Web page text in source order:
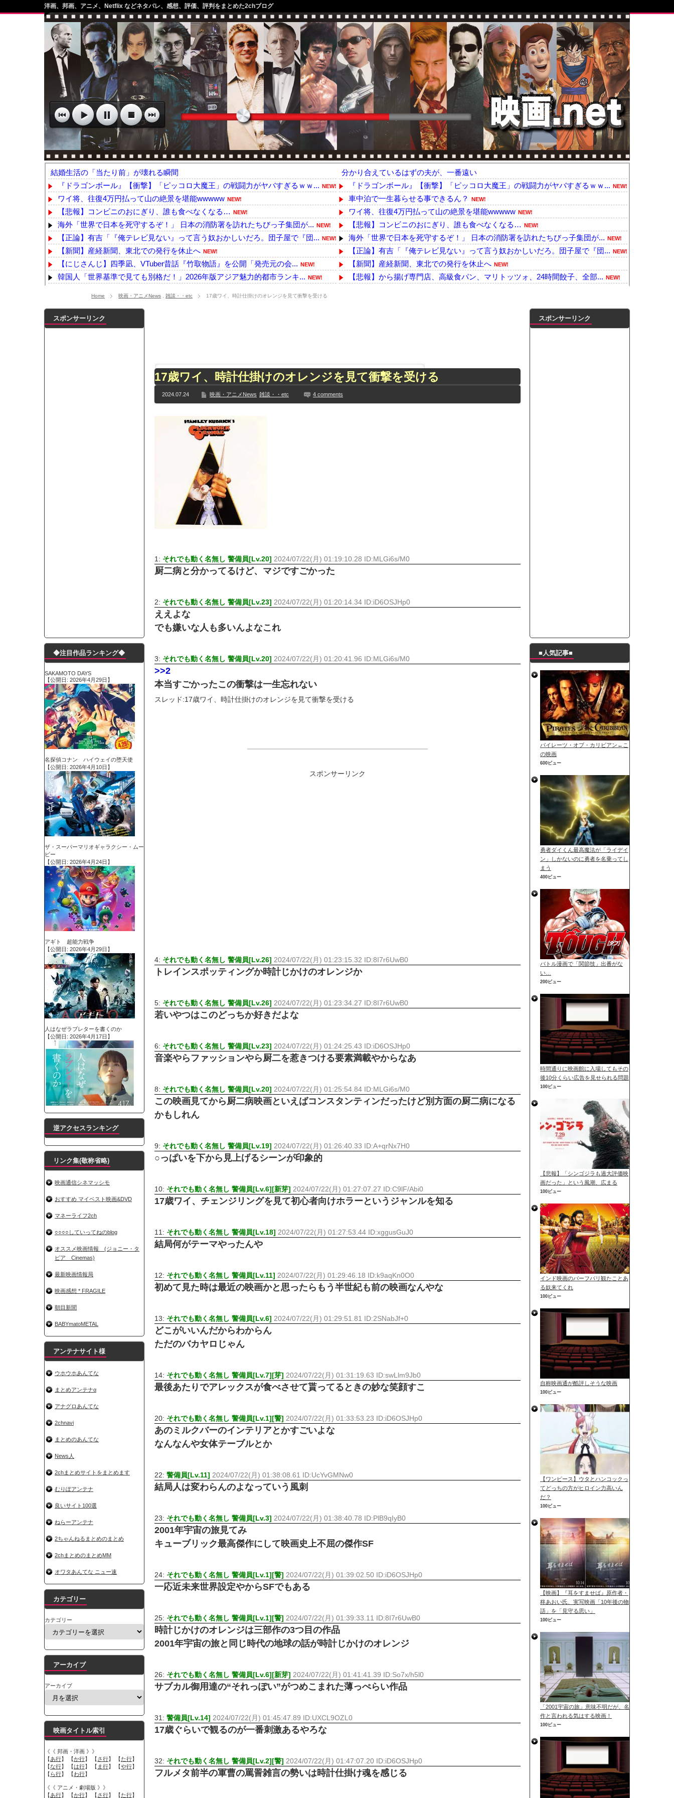
洋画、邦画、アニメ、Netflix などネタバレ、感想、評価、評判をまとめた2chブログ
結婚生活の「当たり前」が壊れる瞬間
『ドラゴンボール』【衝撃】「ピッコロ大魔王」の戦闘力がヤバすぎるｗｗ... NEW!
ワイ将、往復4万円払って山の絶景を堪能wwwww NEW!
【悲報】コンビニのおにぎり、誰も食べなくなる… NEW!
海外「世界で日本を死守するぞ！」 日本の消防署を訪れたちびっ子集団が... NEW!
【正論】有吉「『俺テレビ見ない』って言う奴おかしいだろ。団子屋で『団... NEW!
【新聞】産経新聞、東北での発行を休止へ NEW!
【にじさんじ】四季凪、VTuber昔話『竹取物語』を公開「発売元の会... NEW!
韓国人「世界基準で見ても別格だ！」2026年版アジア魅力的都市ランキ... NEW!
【速報】暴走イラン、中国攻撃！！！
【朗報】むちむち女子バレー選手さん、脱いでしまう????（画像あり）
【TWICE】サナが佐藤健とダブル主演の映画で演技に初挑戦‼
【乃木坂】TIFで披露したストライキダンスが大バズリ‼
【速報】石破首相 大敗の責任「両院議員総会での意見や総括を踏まえ、適...
『鬼滅の刃 無限城編』3部作で興収2000億円も視野に!?超巨大マネ...
メイドの格好してるちょちょたんの破壊力が半端ない【梅咲遥】
ランJ民ワイ、新しいランニングシューズを手に入れる
モーニングショー「視聴率5.2％！」テレビ朝日「ひたすら自民批判！」...
出自が社長にバレて「愛人になれ」と脅された。辞めたら1週間もしないう...
【唖然】渋谷のホームレス対策、とんでもない領域へｗｗｗｗｗｗ
子供部屋おじさんなんですがコード類の配線ぐちゃぐちゃさせない方法教え...
ポルシェが満を持して送り出す初EV 「タイカン」はテスラのライバルに...
【朗報】阪神のドラフト、ガチで大当たりだったｗｗｗｗｗｗｗｗｗｗｗｗ...
分かり合えているはずの夫が、一番遠い
『ドラゴンボール』【衝撃】「ピッコロ大魔王」の戦闘力がヤバすぎるｗｗ... NEW!
車中泊で一生暮らせる事できるん？ NEW!
ワイ将、往復4万円払って山の絶景を堪能wwwww NEW!
【悲報】コンビニのおにぎり、誰も食べなくなる… NEW!
海外「世界で日本を死守するぞ！」 日本の消防署を訪れたちびっ子集団が... NEW!
【正論】有吉「『俺テレビ見ない』って言う奴おかしいだろ。団子屋で『団... NEW!
【新聞】産経新聞、東北での発行を休止へ NEW!
【悲報】から揚げ専門店、高級食パン、マリトッツォ、24時間餃子、全部... NEW!
韓国人「世界基準で見ても別格だ！」2026年版アジア魅力的都市ランキ...
【画像】ファミマの「盛りすぎチャレンジ」、全商品買うて来たで NEW!
嫁の銀行口座が突如凍結されて三菱UFJ銀行に問い合わせ、「説明できな...
任天堂が「gamescom 2026」のラインナップを発表！
本田翼が好きなB'zの曲ランキングが酷すぎるｗｗｗｗｗ
Home 映画・アニメNews 雑談・・etc 17歳ワイ、時計仕掛けのオレンジを見て衝撃を受ける
17歳ワイ、時計仕掛けのオレンジを見て衝撃を受ける
2024.07.24 映画・アニメNews 雑談・・etc 4 comments
1: それでも動く名無し 警備員[Lv.20] 2024/07/22(月) 01:19:10.28 ID:MLGi6s/M0
厨二病と分かってるけど、マジですごかった
2: それでも動く名無し 警備員[Lv.23] 2024/07/22(月) 01:20:14.34 ID:iD6OSJHp0
ええよな
でも嫌いな人も多いんよなこれ
3: それでも動く名無し 警備員[Lv.20] 2024/07/22(月) 01:20:41.96 ID:MLGi6s/M0
>>2
本当すごかったこの衝撃は一生忘れない
スレッド:17歳ワイ、時計仕掛けのオレンジを見て衝撃を受ける
スポンサーリンク
4: それでも動く名無し 警備員[Lv.26] 2024/07/22(月) 01:23:15.32 ID:8I7r6UwB0
トレインスポッティングか時計じかけのオレンジか
5: それでも動く名無し 警備員[Lv.26] 2024/07/22(月) 01:23:34.27 ID:8I7r6UwB0
若いやつはこのどっちか好きだよな
6: それでも動く名無し 警備員[Lv.23] 2024/07/22(月) 01:24:25.43 ID:iD6OSJHp0
音楽やらファッションやら厨二を惹きつける要素満載やからなあ
8: それでも動く名無し 警備員[Lv.20] 2024/07/22(月) 01:25:54.84 ID:MLGi6s/M0
この映画見てから厨二病映画といえばコンスタンティンだったけど別方面の厨二病になる
かもしれん
9: それでも動く名無し 警備員[Lv.19] 2024/07/22(月) 01:26:40.33 ID:A+qrNx7H0
○っぱいを下から見上げるシーンが印象的
10: それでも動く名無し 警備員[Lv.6][新芽] 2024/07/22(月) 01:27:07.27 ID:C9lF/Abi0
17歳ワイ、チェンジリングを見て初心者向けホラーというジャンルを知る
11: それでも動く名無し 警備員[Lv.18] 2024/07/22(月) 01:27:53.44 ID:xggusGuJ0
結局何がテーマやったんや
12: それでも動く名無し 警備員[Lv.11] 2024/07/22(月) 01:29:46.18 ID:k9aqKn0O0
初めて見た時は最近の映画かと思ったらもう半世紀も前の映画なんやな
13: それでも動く名無し 警備員[Lv.6] 2024/07/22(月) 01:29:51.81 ID:2SNabJf+0
どこがいいんだからわからん
ただのバカヤロじゃん
14: それでも動く名無し 警備員[Lv.7][芽] 2024/07/22(月) 01:31:19.63 ID:swLlm9Jb0
最後あたりでアレックスが食べさせて貰ってるときの妙な笑顔すこ
20: それでも動く名無し 警備員[Lv.1][警] 2024/07/22(月) 01:33:53.23 ID:iD6OSJHp0
あのミルクバーのインテリアとかすごいよな
なんなんや女体テーブルとか
22: 警備員[Lv.11] 2024/07/22(月) 01:38:08.61 ID:UcYvGMNw0
結局人は変わらんのよなっていう風刺
23: それでも動く名無し 警備員[Lv.3] 2024/07/22(月) 01:38:40.78 ID:PlB9qIyB0
2001年宇宙の旅見てみ
キューブリック最高傑作にして映画史上不屈の傑作SF
24: それでも動く名無し 警備員[Lv.1][警] 2024/07/22(月) 01:39:02.50 ID:iD6OSJHp0
一応近未来世界設定やからSFでもある
25: それでも動く名無し 警備員[Lv.1][警] 2024/07/22(月) 01:39:33.11 ID:8I7r6UwB0
時計じかけのオレンジは三部作の3つ目の作品
2001年宇宙の旅と同じ時代の地球の話が時計じかけのオレンジ
26: それでも動く名無し 警備員[Lv.6][新芽] 2024/07/22(月) 01:41:41.39 ID:So7x/h5l0
サブカル御用達の“それっぽい”がつめこまれた薄っぺらい作品
31: 警備員[Lv.14] 2024/07/22(月) 01:45:47.89 ID:UXCL9OZL0
17歳ぐらいで観るのが一番刺激あるやろな
32: それでも動く名無し 警備員[Lv.2][警] 2024/07/22(月) 01:47:07.20 ID:iD6OSJHp0
フルメタ前半の軍曹の罵詈雑言の勢いは時計仕掛け魂を感じる
スポンサーリンク
◆注目作品ランキング◆
SAKAMOTO DAYS
【公開日: 2026年4月29日】
名探偵コナン ハイウェイの堕天使
【公開日: 2026年4月10日】
ザ・スーパーマリオギャラクシー・ムー
ビー
【公開日: 2026年4月24日】
アギト 超能力戦争
【公開日: 2026年4月29日】
人はなぜラブレターを書くのか
【公開日: 2026年4月17日】
逆アクセスランキング
リンク集(敬称省略)
映画通信シネマッシモ
おすすめ マイベスト映画&DVD
マネーライフ2ch
○○○○していってねのblog
オススメ映画情報 (ジョニー・タ
ピア Cinemas)
最新映画情報局
映画感想 * FRAGILE
朝目新聞
BABYmatoMETAL
アンテナサイト様
ウホウホあんてな
まとめアンテナα
アナグロあんてな
2chnavi
まとめのあんてな
News人
2chまとめサイトをまとめます
むりぽアンテナ
良いサイト100選
ねらーアンテナ
2ちゃんねるまとめのまとめ
2chまとめのまとめMM
オワタあんてな ニュー速
カテゴリー
カテゴリー
アーカイブ
アーカイブ
映画タイトル索引
《《 邦画・洋画 》》
【あ行】 【か行】 【さ行】 【た行】
【な行】 【は行】 【 ま行】 【や行】
【 ら行】 【わ行】
《《 アニメ・劇場版 》》
【あ行】 【か行】 【さ行】 【た行】
スポンサーリンク
■人気記事■
パイレーツ・オブ・カリビアン←こ
の映画
600ビュー
勇者ダイくん最高魔法が「ライデイ
ン」しかないのに勇者を名乗ってし
まう
400ビュー
バトル漫画で「関節技」出番がな
い…
200ビュー
時間通りに映画館に入場してもその
後10分くらい広告を見せられる問題
100ビュー
【悲報】「シンゴジラも過大評価映
画だった」という風潮、広まる
100ビュー
インド映画のバーフバリ観たことあ
る奴来てくれ
100ビュー
自称映画通が酷評しそうな映画
100ビュー
【ワンピース】ウタとハンコックっ
てどっちの方がヒロイン力高いん
だ？
100ビュー
【映画】『耳をすませば』原作者・
柊あおい氏、実写映画「10年後の物
語」を「見守る思い」
100ビュー
「2001宇宙の旅」意味不明だが、名
作と言われる気はする映画！
100ビュー